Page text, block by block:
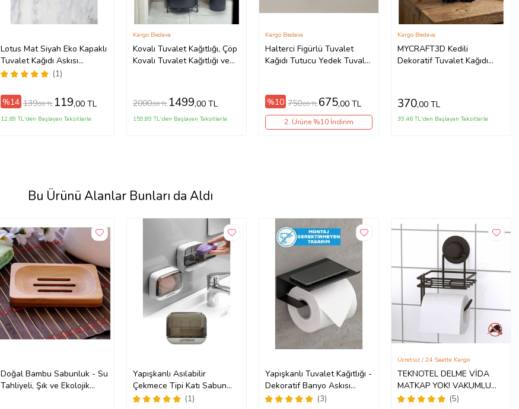
Lotus Mat Siyah Eko Kapaklı
Tuvalet Kağıdı Askısı
Tuvalet Kağıtlığı İster
(1)
%14 139,00 TL 119,00 TL
12,69 TL'den Başlayan Taksitlerle
Kovalı Tuvalet Kağıtlığı, Çöp
Kovalı Tuvalet Kağıtlığı ve
Kargo Bedava
2000,00 TL 1499,00 TL
159,89 TL'den Başlayan Taksitlerle
Halterci Figürlü Tuvalet
Kağıdı Tutucu Yedek Tuvalet
Kargo Bedava
%10 750,00 TL 675,00 TL
2. Ürüne %10 İndirim
MYCRAFT3D Kedili
Dekoratif Tuvalet Kağıdı
Kargo Bedava
370,00 TL
39,46 TL'den Başlayan Taksitlerle
Bu Ürünü Alanlar Bunları da Aldı
Doğal Bambu Sabunluk - Su
Tahliyeli, Şık ve Ekolojik
Yapışkanlı Asılabilir
Çekmece Tipi Katı Sabun
Kutusu Lavabo Mutfak Su
(1)
Yapışkanlı Tuvalet Kağıtlığı -
Dekoratif Banyo Askısı
Peçetelik (Siyah)
(3)
TEKNOTEL DELME VİDA
MATKAP YOK! VAKUMLU
YEDEKLİ TUVALET
(5)
Ücretsiz / 24 Saatte Kargo